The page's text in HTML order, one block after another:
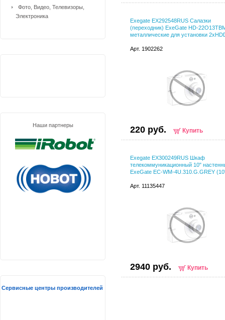
Exegate EX292548RUS Салазки
(переходник) ExeGate HD-
металлические для установки
Арт. 1902262
220 руб. Купить
Exegate EX300249RUS Шкаф
телекоммуникационный 10"
ExeGate EC-WM-4U.310.G.GREY
Арт. 11135447
2940 руб. Купить
Фото, Видео, Телевизоры,
Электроника
Наши партнеры
Сервисные центры производителей